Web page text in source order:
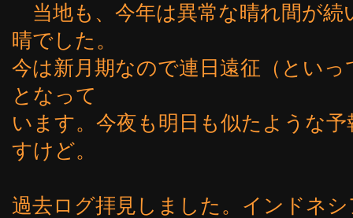
当地も、今年は異常な晴れ間が続
晴でした。
今は新月期なので連日遠征（とい
となって
います。今夜も明日も似たような
すけど。
過去ログ拝見しました。インドネ